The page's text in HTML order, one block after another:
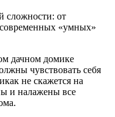
сложности: от
«умных»
дачном домике
чувствовать себя
не скажется на
и налажены все